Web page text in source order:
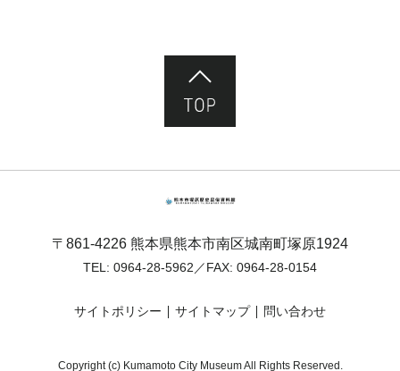
〒861-4226 熊本県熊本市南区城南町塚原1924
TEL: 0964-28-5962 ／FAX: 0964-28-0154
サイトポリシー サイトマップ 問い合わせ
Copyright (c) Kumamoto City Museum All Rights Reserved.